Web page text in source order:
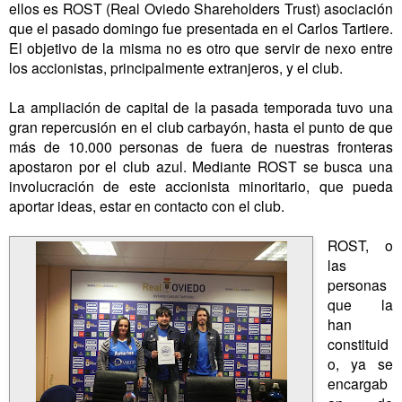
ellos es ROST (Real Oviedo Shareholders Trust) asociación
que el pasado domingo fue presentada en el Carlos Tartiere.
El objetivo de la misma no es otro que servir de nexo entre
los accionistas, principalmente extranjeros, y el club.
La ampliación de capital de la pasada temporada tuvo una
gran repercusión en el club carbayón, hasta el punto de que
más de 10.000 personas de fuera de nuestras fronteras
apostaron por el club azul. Mediante ROST se busca una
involucración de este accionista minoritario, que pueda
aportar ideas, estar en contacto con el club.
ROST, o
las
personas
que la
han
constituid
o, ya se
encargab